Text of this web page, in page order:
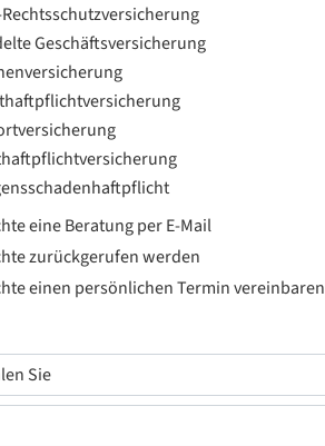
Geschäftsversicherung
eine Beratung per E-Mail
zurückgerufen werden
einen persönlichen Termin vereinbaren